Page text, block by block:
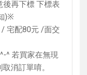
後再下標 下標表
)※
/ 宅配80元 /面交
^-^ 若買家在無現
消訂單唷。